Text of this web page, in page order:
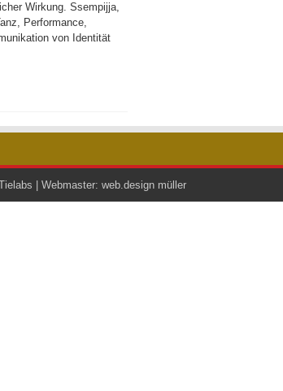
Wirkung. Ssempijja,
Performance,
von Identität
| Webmaster: web.design müller